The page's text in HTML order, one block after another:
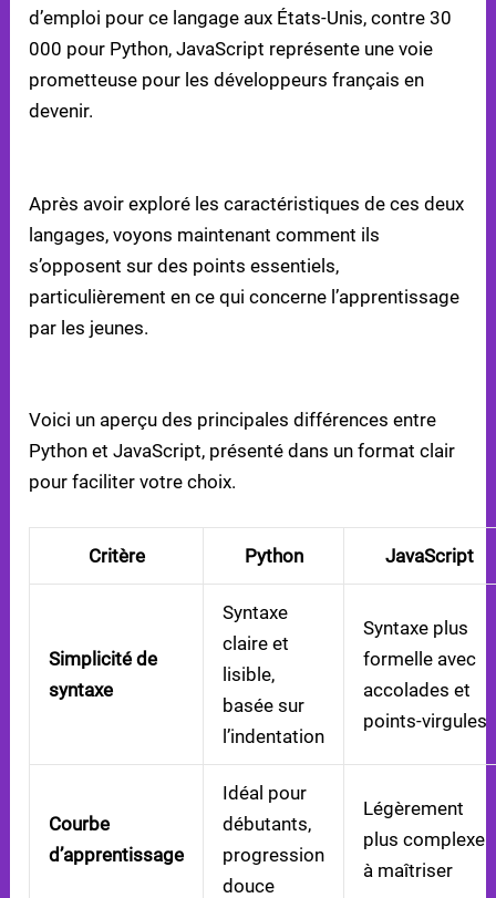
d’emploi pour ce langage aux États-Unis, contre 30
000 pour Python, JavaScript représente une voie
prometteuse pour les développeurs français en
devenir.
Après avoir exploré les caractéristiques de ces deux
langages, voyons maintenant comment ils
s’opposent sur des points essentiels,
particulièrement en ce qui concerne l’apprentissage
par les jeunes.
Voici un aperçu des principales différences entre
Python et JavaScript, présenté dans un format clair
pour faciliter votre choix.
Critère Python JavaScript
Simplicité de
syntaxe
Syntaxe
claire et
lisible,
basée sur
l’indentation
Syntaxe plus
formelle avec
accolades et
points-virgules
Courbe
d’apprentissage
Idéal pour
débutants,
progression
douce
Légèrement
plus complexe
à maîtriser